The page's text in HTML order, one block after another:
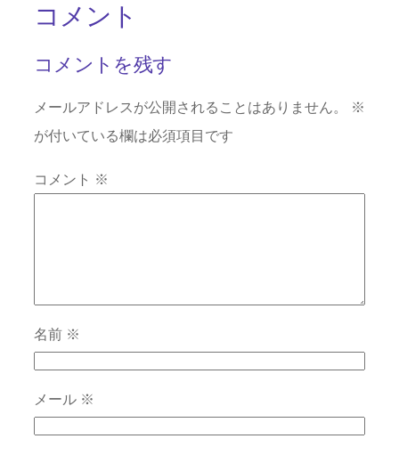
コメント
コメントを残す
メールアドレスが公開されることはありません。
※
が付いている欄は必須項目です
コメント ※
名前 ※
メール ※